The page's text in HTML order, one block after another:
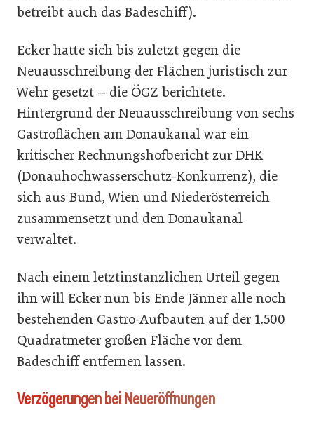
betreibt auch das Badeschiff).
Ecker hatte sich bis zuletzt gegen die
Neuausschreibung der Flächen juristisch zur
Wehr gesetzt – die ÖGZ berichtete.
Hintergrund der Neuausschreibung von sechs
Gastroflächen am Donaukanal war ein
kritischer Rechnungshofbericht zur DHK
(Donauhochwasserschutz-Konkurrenz), die
sich aus Bund, Wien und Niederösterreich
zusammensetzt und den Donaukanal
verwaltet.
Nach einem letztinstanzlichen Urteil gegen
ihn will Ecker nun bis Ende Jänner alle noch
bestehenden Gastro-Aufbauten auf der 1.500
Quadratmeter großen Fläche vor dem
Badeschiff entfernen lassen.
Verzögerungen bei Neueröffnungen